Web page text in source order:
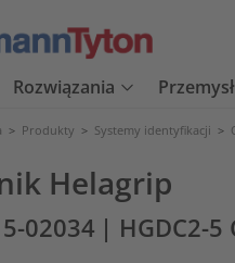
Rozwiązania Przemysł
> Produkty > Systemy identyfikacji >
Helagrip
02034 | HGDC2-5